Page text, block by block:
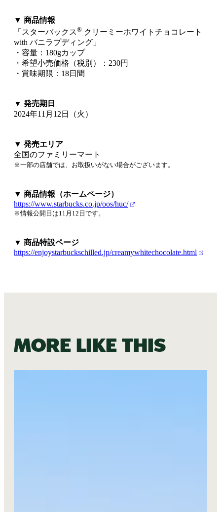
▼ 商品情報
「スターバックス® クリーミーホワイトチョコレート
with バニラプディング」
・容量：180gカップ
・希望小売価格（税別）：230円
・賞味期限：18日間
▼ 発売期日
2024年11月12日（火）
▼ 発売エリア
全国のファミリーマート
※一部の店舗では、お取扱いがない場合がございます。
▼ 商品情報（ホームページ）
https://www.starbucks.co.jp/oos/huc/
※情報公開日は11月12日です。
▼ 商品特設ページ
https://enjoystarbuckschilled.jp/creamywhitechocolate.html
More like this